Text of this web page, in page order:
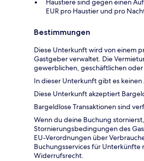
Haustiere sind gegen einen
EUR pro Haustier und pro
Bestimmungen
Diese Unterkunft wird von einem
Gastgeber verwaltet. Die
gewerblichen, geschäftlichen
In dieser Unterkunft gibt es keinen
Diese Unterkunft akzeptiert
Bargeldlose Transaktionen sind
Wenn du deine Buchung
Stornierungsbedingungen des
EU-Verordnungen über
Buchungsservices für Unterkünfte
Widerrufsrecht.